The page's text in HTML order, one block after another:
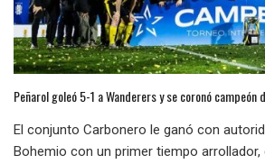
Peñarol goleó 5-1 a Wanderers y se coronó
El conjunto Carbonero le ganó con
Bohemio con un primer tiempo